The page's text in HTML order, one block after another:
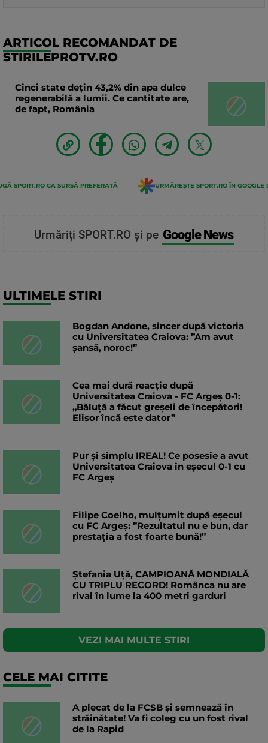
ARTICOL RECOMANDAT DE
STIRILEPROTV.RO
Cinci state dețin 43,2% din apa dulce
regenerabilă a lumii. Ce cantitate are,
de fapt, România
SPORT.RO CA SURSĂ PREFERATĂ URMĂREȘTE SPORT.RO ÎN GOOGLE
Urmăriți SPORT.RO și pe Google News
ULTIMELE STIRI
Bogdan Andone, sincer după victoria
cu Universitatea Craiova: ”Am avut
șansă, noroc!”
Cea mai dură reacție după
Universitatea Craiova - FC Argeș 0-1:
„Băluță a făcut greșeli de începători!
Elisor încă este dator”
Pur și simplu IREAL! Ce posesie a avut
Universitatea Craiova în eșecul 0-1 cu
FC Argeș
Filipe Coelho, mulțumit după eșecul
cu FC Argeș: ”Rezultatul nu e bun, dar
prestația a fost foarte bună!”
Ștefania Uță, CAMPIOANĂ MONDIALĂ
CU TRIPLU RECORD! Românca nu are
rival în lume la 400 metri garduri
VEZI MAI MULTE STIRI
CELE MAI CITITE
A plecat de la FCSB și semnează în
străinătate! Va fi coleg cu un fost rival
de la Rapid